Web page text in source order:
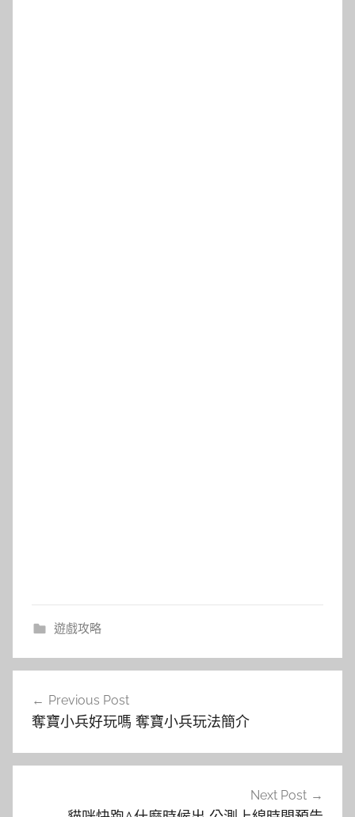
遊戲攻略
章
覽
Previous Post
奪寶小兵好玩嗎 奪寶小兵玩法簡介
Next Post